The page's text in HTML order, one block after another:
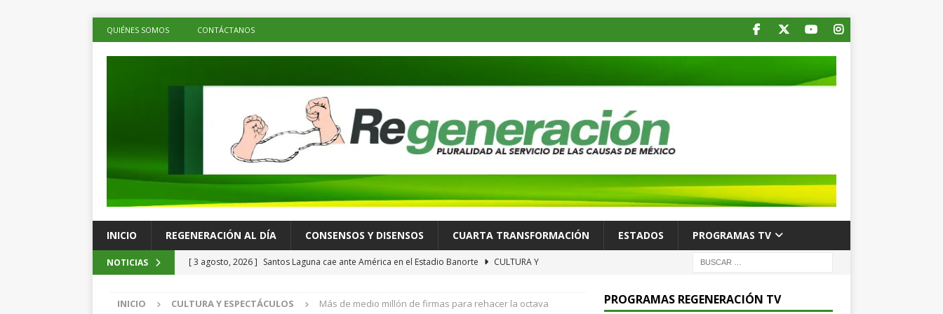
QUIÉNES SOMOS CONTÁCTANOS
INICIO REGENERACIÓN AL DÍA CONSENSOS Y DISENSOS CUARTA TRANSFORMACIÓN ESTADOS PROGRAMAS TV
NOTICIAS [ 3 agosto, 2026 ] Santos Laguna cae ante América en el Estadio Banorte
CULTURA Y
[ 3 agosto, 2026 ] Cuba registra nuevo apagón nacional; es el sexto colapso eléctrico del año
INICIO CULTURA Y ESPECTÁCULOS
Más de medio millón de firmas para rehacer la octava
PROGRAMAS REGENERACIÓN TV